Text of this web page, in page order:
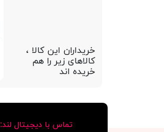
خریداران این کالا ،
کالاهای زیر را هم
خریده اند
تماس با دیجیتال لند: